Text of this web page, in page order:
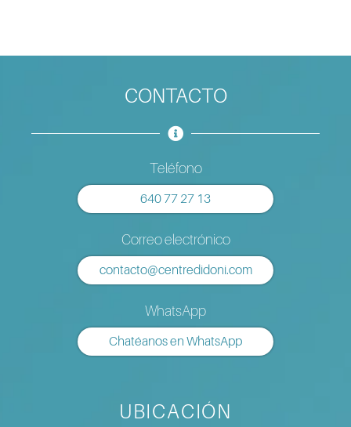
CONTACTO
Teléfono
640 77 27 13
Correo electrónico
contacto@centredidoni.com
WhatsApp
Chatéanos en WhatsApp
UBICACIÓN